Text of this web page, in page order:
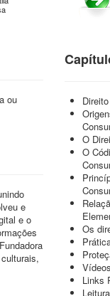
ou
e
e o
O
O
Os
Links